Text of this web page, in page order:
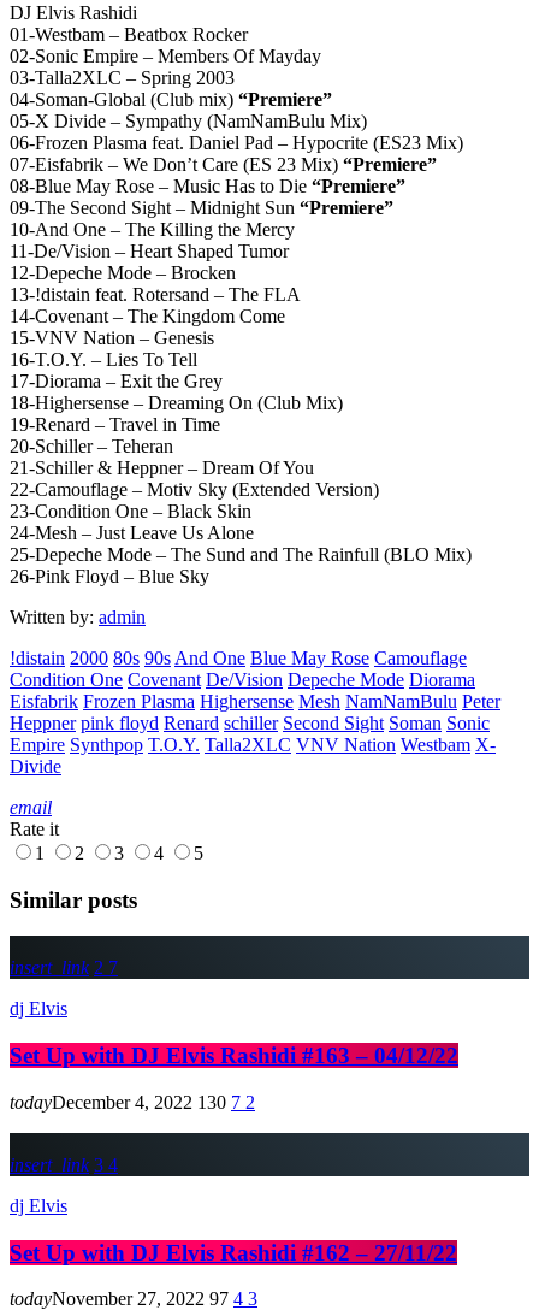
DJ Elvis Rashidi
01-Westbam – Beatbox Rocker
02-Sonic Empire – Members Of Mayday
03-Talla2XLC – Spring 2003
04-Soman-Global (Club mix) “Premiere”
05-X Divide – Sympathy (NamNamBulu Mix)
06-Frozen Plasma feat. Daniel Pad – Hypocrite (ES23 Mix)
07-Eisfabrik – We Don’t Care (ES 23 Mix) “Premiere”
08-Blue May Rose – Music Has to Die “Premiere”
09-The Second Sight – Midnight Sun “Premiere”
10-And One – The Killing the Mercy
11-De/Vision – Heart Shaped Tumor
12-Depeche Mode – Brocken
13-!distain feat. Rotersand – The FLA
14-Covenant – The Kingdom Come
15-VNV Nation – Genesis
16-T.O.Y. – Lies To Tell
17-Diorama – Exit the Grey
18-Highersense – Dreaming On (Club Mix)
19-Renard – Travel in Time
20-Schiller – Teheran
21-Schiller & Heppner – Dream Of You
22-Camouflage – Motiv Sky (Extended Version)
23-Condition One – Black Skin
24-Mesh – Just Leave Us Alone
25-Depeche Mode – The Sund and The Rainfull (BLO Mix)
26-Pink Floyd – Blue Sky
Written by: admin
!distain 2000 80s 90s And One Blue May Rose Camouflage
Condition One Covenant De/Vision Depeche Mode Diorama
Eisfabrik Frozen Plasma Highersense Mesh NamNamBulu Peter
Heppner pink floyd Renard schiller Second Sight Soman Sonic
Empire Synthpop T.O.Y. Talla2XLC VNV Nation Westbam X-
Divide
email
Rate it
1
2 3 4 5
Similar posts
insert_link 2 7
dj Elvis
Set Up with DJ Elvis Rashidi #163 – 04/12/22
todayDecember 4, 2022 130 7 2
insert_link 3 4
dj Elvis
Set Up with DJ Elvis Rashidi #162 – 27/11/22
todayNovember 27, 2022 97 4 3